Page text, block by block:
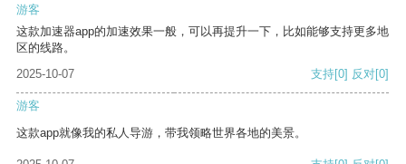
游客
这款加速器app的加速效果一般，可以再提升一下，比如能够支持更多地
区的线路。
2025-10-07
支持[0] 反对[0]
游客
这款app就像我的私人导游，带我领略世界各地的美景。